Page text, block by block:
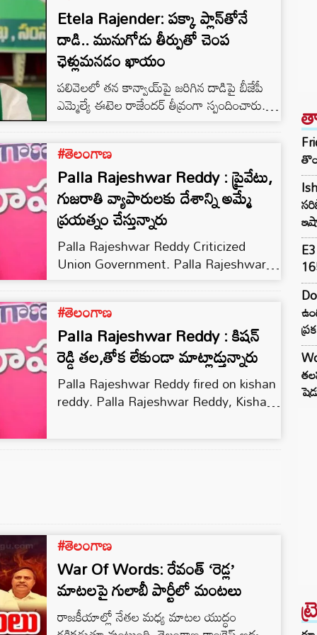
Etela Rajender: పక్కా ప్లాన్‌తోనే
దాడి.. మునుగోడు తీర్పుతో చెంప
ఛెళ్లుమనడం ఖాయం
పలివెలలో తన కాన్వాయ్‌పై జరిగిన దాడిపై బీజేపీ
ఎమ్మెల్యే ఈటెల రాజేందర్ తీవ్రంగా స్పందించారు.
#తెలంగాణ
Palla Rajeshwar Reddy : ప్రైవేటు,
గుజరాతి వ్యాపారులకు దేశాన్ని అమ్మే
ప్రయత్నం చేస్తున్నారు
Palla Rajeshwar Reddy Criticized
Union Government. Palla Rajeshwar
#తెలంగాణ
Palla Rajeshwar Reddy : కిషన్
రెడ్డి తల,తోక లేకుండా మాట్లాడ్తున్నారు
Palla Rajeshwar Reddy fired on kishan
reddy. Palla Rajeshwar Reddy, Kishan
#తెలంగాణ
War Of Words: రేవంత్ ‘రెడ్ల’
మాటలపై గులాబీ పార్టీలో మంటలు
రాజకీయాల్లో నేతల మధ్య మాటల యుద్ధం